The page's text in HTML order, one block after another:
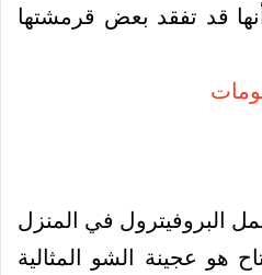
قد تفقد بعض قرمشتها
البروفيترول في المنزل
هو عجينة الشو المثالية